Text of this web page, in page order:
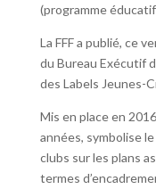
(programme
La FFF a publié, ce
du Bureau Exécutif
des Labels Jeunes-
Mis en place en
années, symbolise
clubs sur les plans
termes